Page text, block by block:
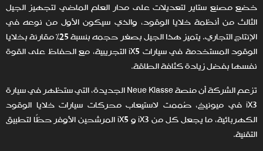
خضع مصنع ستاير لتعديلات على مدار العام الماضي لتجهيز الجيل
الثالث من أنظمة خلايا الوقود، والذي سيكون الأول من نوعه في
الإنتاج التجاري. يتميز هذا الجيل بصغر حجمه بنسبة 25% مقارنة بخلايا
الوقود المستخدمة في سيارات iX5 التجريبية، مع الحفاظ على القوة
نفسها بفضل زيادة كثافة الطاقة.
تزعم الشركة أن منصة Neue Klasse الجديدة، التي ستظهر في سيارة
iX3 في ميونيخ، صُممت لاستيعاب محركات سيارات خلايا الوقود
الكهربائية، ما يجعل كل من iX3 و iX5 المرشحين الأوفر حظًا لتطبيق
التقنية.